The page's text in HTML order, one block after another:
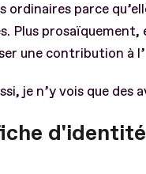
ordinaires parce
Plus
une contribution à l’
je n’y vois que des